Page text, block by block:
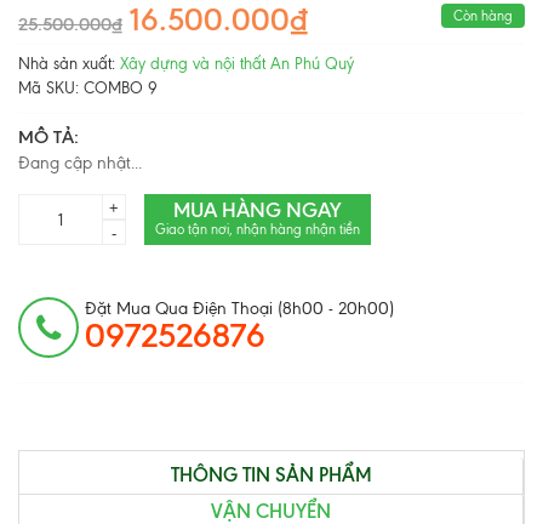
25.500.000₫ 16.500.000₫ Còn hàng
Nhà sản xuất: Xây dựng và nội thất An Phú Quý
Mã SKU: COMBO 9
MÔ TẢ:
Đang cập nhật...
+
-
MUA HÀNG NGAY
Giao tận nơi, nhận hàng nhận tiền
Đặt Mua Qua Điện Thoại (8h00 - 20h00)
0972526876
THÔNG TIN SẢN PHẨM
VẬN CHUYỂN